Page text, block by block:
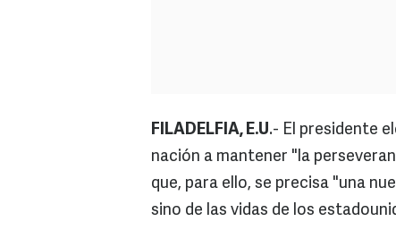
FILADELFIA, E.U.- El presidente
nación a mantener "la
que, para ello, se precisa "una
sino de las vidas de los